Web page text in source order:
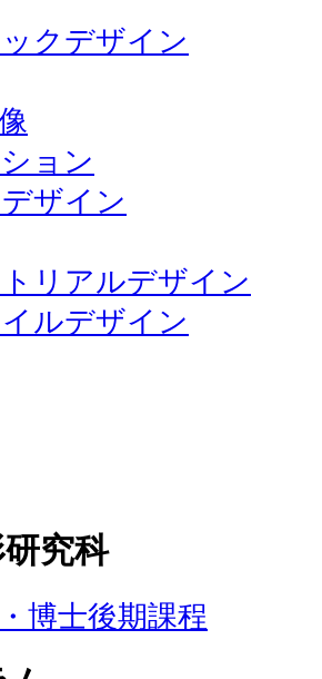
クデザイン
ョン
ザイン
リアルデザイン
ルデザイン
究科
博士後期課程